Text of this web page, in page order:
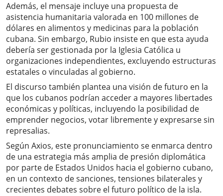
Además, el mensaje incluye una propuesta de
asistencia humanitaria valorada en 100 millones de
dólares en alimentos y medicinas para la población
cubana. Sin embargo, Rubio insiste en que esta ayuda
debería ser gestionada por la Iglesia Católica u
organizaciones independientes, excluyendo estructuras
estatales o vinculadas al gobierno.
El discurso también plantea una visión de futuro en la
que los cubanos podrían acceder a mayores libertades
económicas y políticas, incluyendo la posibilidad de
emprender negocios, votar libremente y expresarse sin
represalias.
Según Axios, este pronunciamiento se enmarca dentro
de una estrategia más amplia de presión diplomática
por parte de Estados Unidos hacia el gobierno cubano,
en un contexto de sanciones, tensiones bilaterales y
crecientes debates sobre el futuro político de la isla.